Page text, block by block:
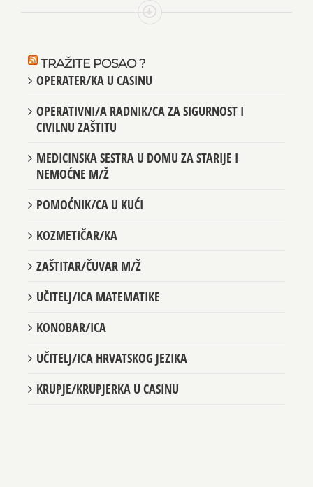
TRAŽITE POSAO ?
OPERATER/KA U CASINU
OPERATIVNI/A RADNIK/CA ZA SIGURNOST I
CIVILNU ZAŠTITU
MEDICINSKA SESTRA U DOMU ZA STARIJE I
NEMOĆNE M/Ž
POMOĆNIK/CA U KUĆI
KOZMETIČAR/KA
ZAŠTITAR/ČUVAR M/Ž
UČITELJ/ICA MATEMATIKE
KONOBAR/ICA
UČITELJ/ICA HRVATSKOG JEZIKA
KRUPJE/KRUPJERKA U CASINU